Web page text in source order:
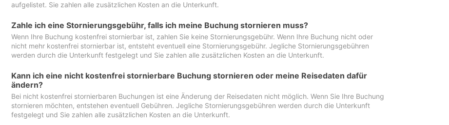
aufgelistet. Sie zahlen alle zusätzlichen Kosten an die Unterkunft.
Zahle ich eine Stornierungsgebühr, falls ich meine Buchung stornieren muss?
Wenn Ihre Buchung kostenfrei stornierbar ist, zahlen Sie keine Stornierungsgebühr. Wenn Ihre Buchung nicht oder
nicht mehr kostenfrei stornierbar ist, entsteht eventuell eine Stornierungsgebühr. Jegliche Stornierungsgebühren
werden durch die Unterkunft festgelegt und Sie zahlen alle zusätzlichen Kosten an die Unterkunft.
Kann ich eine nicht kostenfrei stornierbare Buchung stornieren oder meine Reisedaten dafür
ändern?
Bei nicht kostenfrei stornierbaren Buchungen ist eine Änderung der Reisedaten nicht möglich. Wenn Sie Ihre Buchung
stornieren möchten, entstehen eventuell Gebühren. Jegliche Stornierungsgebühren werden durch die Unterkunft
festgelegt und Sie zahlen alle zusätzlichen Kosten an die Unterkunft.